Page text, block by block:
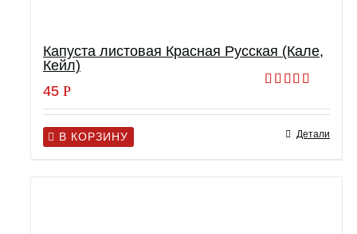
Капуста листовая Красная Русская (Кале,
Кейл)
5.00из 5
45 Р
В КОРЗИНУ Детали